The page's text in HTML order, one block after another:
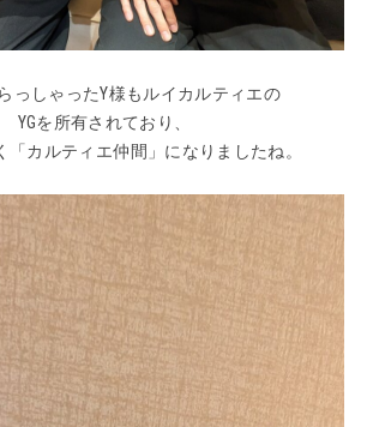
っしゃったY様もルイカルティエの
YGを所有されており、
「カルティエ仲間」になりましたね。